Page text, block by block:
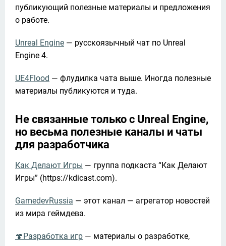
публикующий полезные материалы и предложения
о работе.
Unreal Engine — русскоязычный чат по Unreal
Engine 4.
UE4Flood — флудилка чата выше. Иногда полезные
материалы публикуются и туда.
Не связанные только с Unreal Engine,
но весьма полезные каналы и чаты
для разработчика
Как Делают Игры — группа подкаста “Как Делают
Игры” (https://kdicast.com).
GamedevRussia — этот канал — агрегатор новостей
из мира геймдева.
🍄Разработка игр — материалы о разработке,